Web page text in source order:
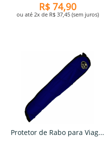
R$ 74,90
ou até 2x de R$ 37,45 (sem juros)
Protetor de Rabo para Viag...